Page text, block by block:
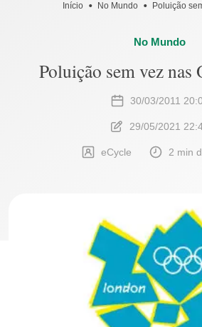
Início No Mundo Poluição
No Mundo
Poluição sem vez nas
30/03/2011
29/05/2021
eCycle 2 min